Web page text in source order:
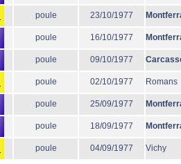
poule 23/10/1977
poule 16/10/1977
poule 09/10/1977
poule 02/10/1977 Romans
poule 25/09/1977
poule 18/09/1977
poule 04/09/1977 Vichy